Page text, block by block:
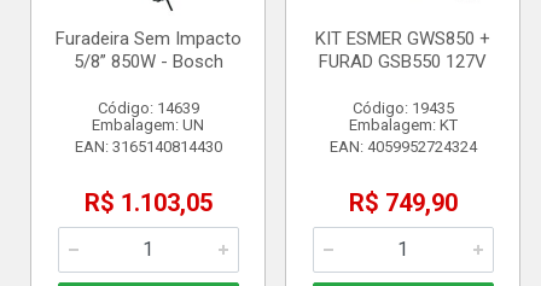
Furadeira Sem Impacto
5/8” 850W - Bosch
Código: 14639
Embalagem: UN
EAN: 3165140814430
R$ 1.103,05
KIT ESMER GWS850 +
FURAD GSB550 127V
Código: 19435
Embalagem: KT
EAN: 4059952724324
R$ 749,90